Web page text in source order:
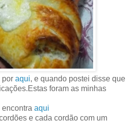
por aqui, e quando postei disse que
foram as minhas
aqui
e cada cordão com um